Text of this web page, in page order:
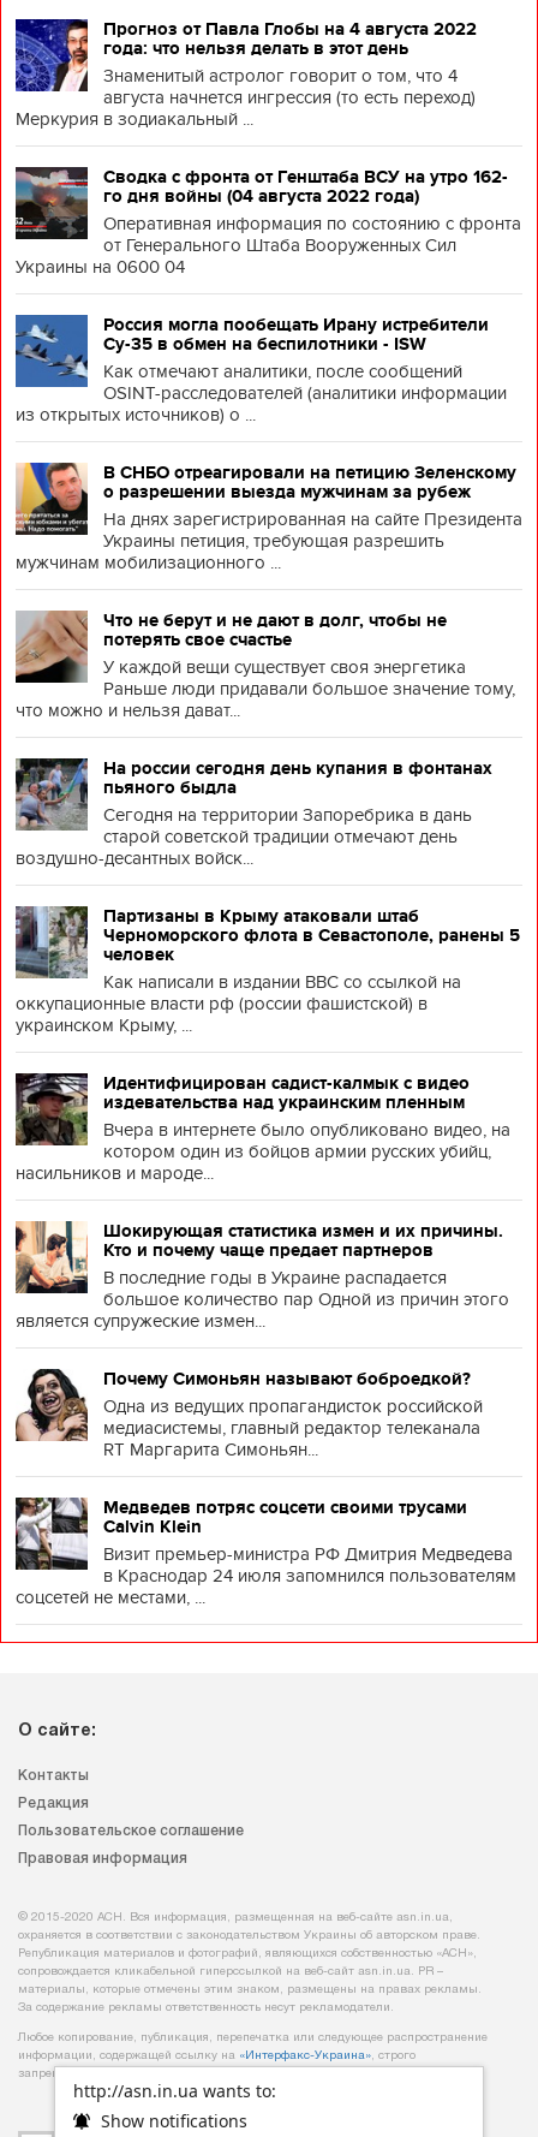
http://asn.in.ua wants to:
Show notifications
Прогноз от Павла Глобы на 4 августа 2022
года: что нельзя делать в этот день
Знаменитый астролог говорит о том, что 4
августа начнется ингрессия (то есть переход)
Меркурия в зодиакальный ...
Сводка с фронта от Генштаба ВСУ на утро 162-
го дня войны (04 августа 2022 года)
Оперативная информация по состоянию с фронта
от Генерального Штаба Вооруженных Сил
Украины на 0600 04
Россия могла пообещать Ирану истребители
Су-35 в обмен на беспилотники - ISW
Как отмечают аналитики, после сообщений
OSINT-расследователей (аналитики информации
из открытых источников) о ...
В СНБО отреагировали на петицию Зеленскому
о разрешении выезда мужчинам за рубеж
На днях зарегистрированная на сайте Президента
Украины петиция, требующая разрешить
мужчинам мобилизационного ...
Что не берут и не дают в долг, чтобы не
потерять свое счастье
У каждой вещи существует своя энергетика
Раньше люди придавали большое значение тому,
что можно и нельзя дават...
На россии сегодня день купания в фонтанах
пьяного быдла
Сегодня на территории Запоребрика в дань
старой советской традиции отмечают день
воздушно-десантных войск...
Партизаны в Крыму атаковали штаб
Черноморского флота в Севастополе, ранены 5
человек
Как написали в издании BBC со ссылкой на
оккупационные власти рф (россии фашистской) в
украинском Крыму, ...
Идентифицирован садист-калмык с видео
издевательства над украинским пленным
Вчера в интернете было опубликовано видео, на
котором один из бойцов армии русских убийц,
насильников и мароде...
Шокирующая статистика измен и их причины.
Кто и почему чаще предает партнеров
В последние годы в Украине распадается
большое количество пар Одной из причин этого
является супружеские измен...
Почему Симоньян называют боброедкой?
Одна из ведущих пропагандисток российской
медиасистемы, главный редактор телеканала
RT Маргарита Симоньян...
Медведев потряс соцсети своими трусами
Calvin Klein
Визит премьер-министра РФ Дмитрия Медведева
в Краснодар 24 июля запомнился пользователям
соцсетей не местами, ...
О сайте:
Контакты
Редакция
Пользовательское соглашение
Правовая информация
© 2015-2020 АСН. Вся информация, размещенная на веб-сайте asn.in.ua,
охраняется в соответствии с законодательством Украины об авторском праве.
Републикация материалов и фотографий, являющихся собственностью «АСН»,
сопровождается кликабельной гиперссылкой на веб-сайт asn.іn.ua. PR –
материалы, которые отмечены этим знаком, размещены на правах рекламы.
За содержание рекламы ответственность несут рекламодатели.
Любое копирование, публикация, перепечатка или следующее распространение
информации, содержащей ссылку на «Интерфакс-Украина», строго
запрещается.